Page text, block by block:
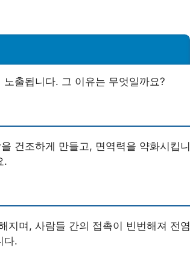
출됩니다. 그 이유는 무엇일까요?
건조하게 만들고, 면역력을 약화시킵니
.
지며, 사람들 간의 접촉이 빈번해져 전염
다.